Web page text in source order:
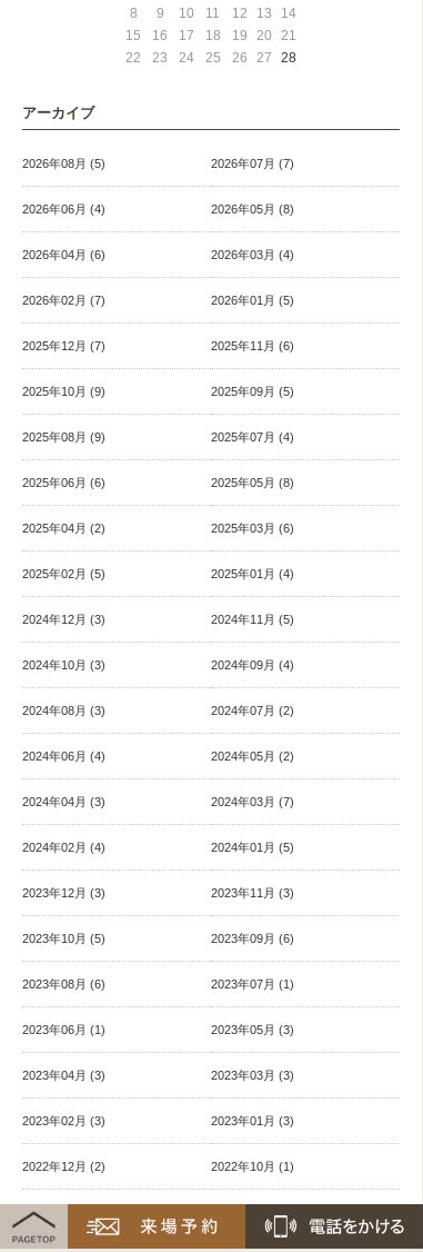
8
9 10 11 12 13
14
15
16 17 18 19 20
21
22
23 24 25 26 27 28
アーカイブ
2026年08月 (5) 2026年07月 (7)
2026年06月 (4) 2026年05月 (8)
2026年04月 (6) 2026年03月 (4)
2026年02月 (7) 2026年01月 (5)
2025年12月 (7) 2025年11月 (6)
2025年10月 (9) 2025年09月 (5)
2025年08月 (9) 2025年07月 (4)
2025年06月 (6) 2025年05月 (8)
2025年04月 (2) 2025年03月 (6)
2025年02月 (5) 2025年01月 (4)
2024年12月 (3) 2024年11月 (5)
2024年10月 (3) 2024年09月 (4)
2024年08月 (3) 2024年07月 (2)
2024年06月 (4) 2024年05月 (2)
2024年04月 (3) 2024年03月 (7)
2024年02月 (4) 2024年01月 (5)
2023年12月 (3) 2023年11月 (3)
2023年10月 (5) 2023年09月 (6)
2023年08月 (6) 2023年07月 (1)
2023年06月 (1) 2023年05月 (3)
2023年04月 (3) 2023年03月 (3)
2023年02月 (3) 2023年01月 (3)
2022年12月 (2) 2022年10月 (1)
2022年09月 (3)